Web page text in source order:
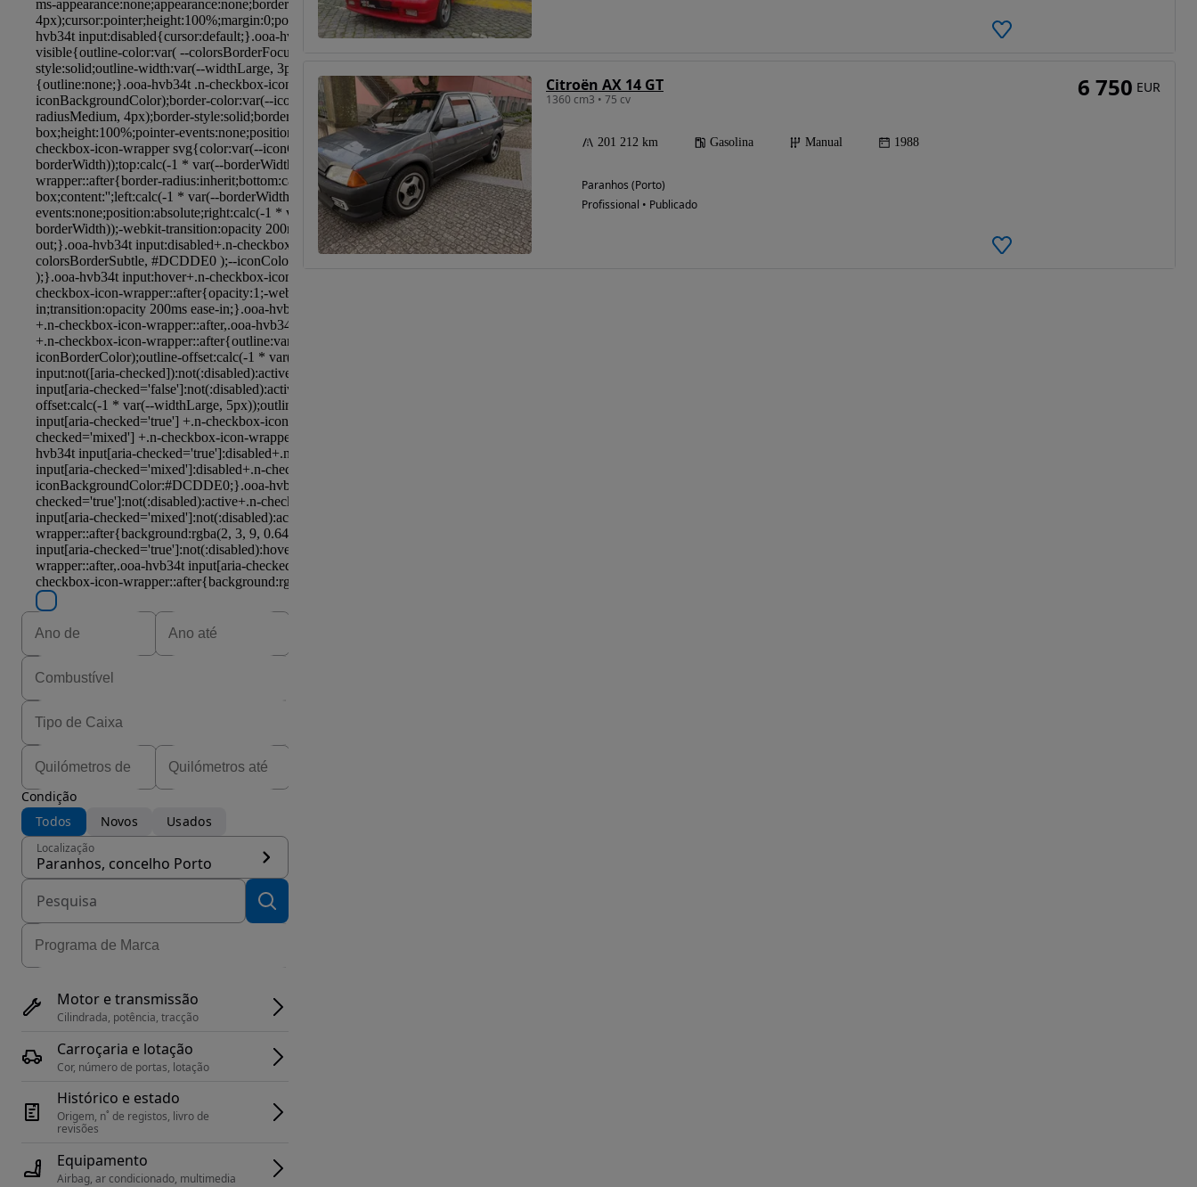
Condição
Todos
Novos Usados
Localização
Paranhos, concelho Porto
Motor e transmissão
Cilindrada, potência, tracção
Carroçaria e lotação
Cor, número de portas, lotação
Histórico e estado
Origem, n˚ de registos, livro de
revisões
Equipamento
Airbag, ar condicionado, multimedia
Citroën AX 14 GT
1360 cm3 • 75 cv
201 212 km Gasolina Manual 1988
Paranhos (Porto)
Profissional • Publicado
6 750 EUR